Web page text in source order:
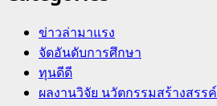
ข่าวล่ามาแรง
จัดอันดับการศึกษา
ทุนดีดี
ผลงานวิจัย นวัตกรรมสร้างสรรค์